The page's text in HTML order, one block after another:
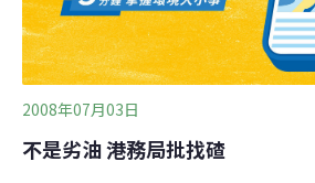
2008年07月03日
不是劣油 港務局批找碴